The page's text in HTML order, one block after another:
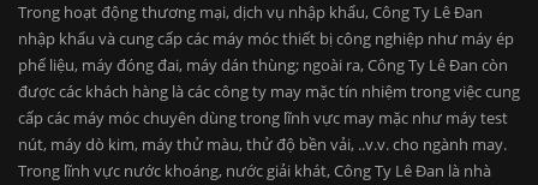
Trong hoạt động thương mại, dịch vụ nhập khẩu, Công Ty Lê Đan
nhập khẩu và cung cấp các máy móc thiết bị công nghiệp như máy ép
phế liệu, máy đóng đai, máy dán thùng; ngoài ra, Công Ty Lê Đan còn
được các khách hàng là các công ty may mặc tín nhiệm trong việc cung
cấp các máy móc chuyên dùng trong lĩnh vực may mặc như máy test
nút, máy dò kim, máy thử màu, thử độ bền vải, ..v.v. cho ngành may.
Trong lĩnh vực nước khoáng, nước giải khát, Công Ty Lê Đan là nhà